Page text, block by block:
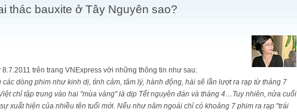
thác bauxite ở Tây Nguyên sao?
8.7.2011 trên trang VNExpress với những thông tin như sau:
dòng phim như kinh dị, tình cảm, tâm lý, hành động, hài sẽ lần lượt ra rạp từ tháng 7
chỉ tập trung vào hai "mùa vàng" là dịp Tết nguyên đán và tháng 4…Tuy nhiên, nửa cuối
xuất hiện của nhiều tên tuổi mới. Nếu như năm ngoái chỉ có khoảng 7 phim ra rạp "trái